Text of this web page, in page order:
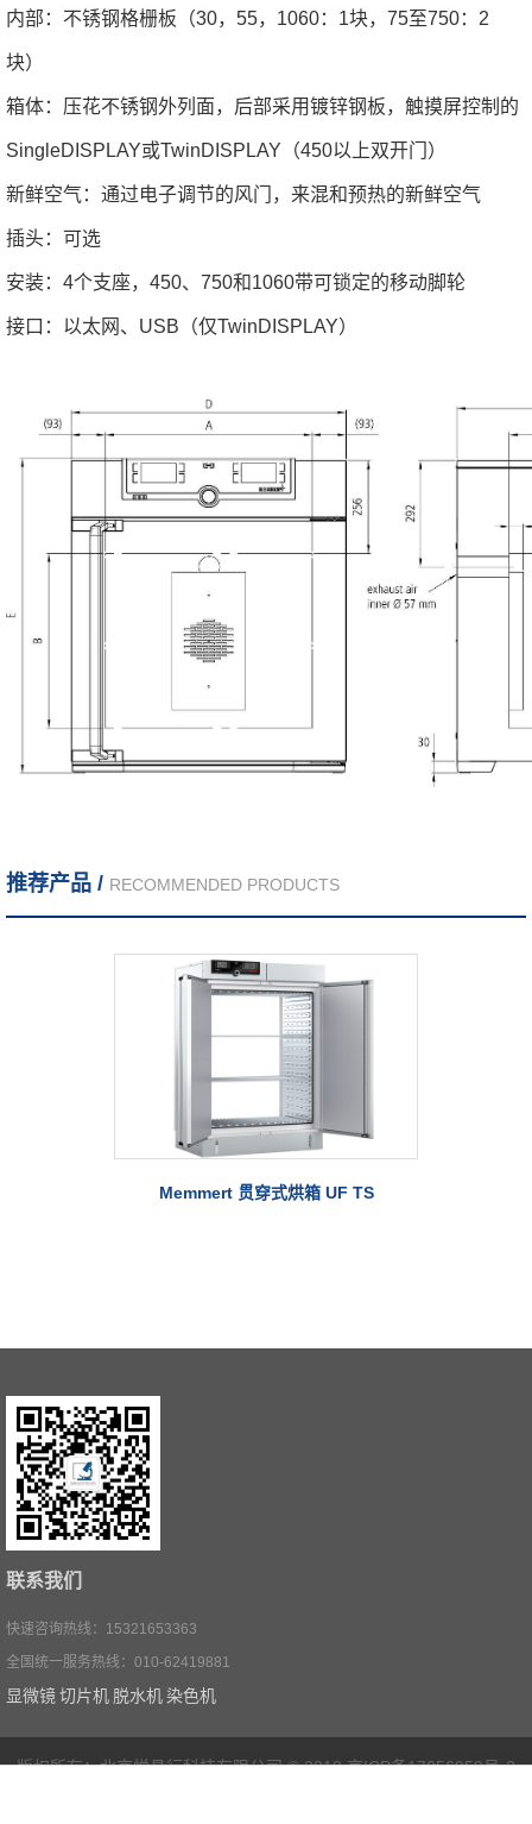
内部：不锈钢格栅板（30，55，1060：1块，75至750：2
块）
箱体：压花不锈钢外列面，后部采用镀锌钢板，触摸屏控制的
SingleDISPLAY或TwinDISPLAY（450以上双开门）
新鲜空气：通过电子调节的风门，来混和预热的新鲜空气
插头：可选
安装：4个支座，450、750和1060带可锁定的移动脚轮
接口：以太网、USB（仅TwinDISPLAY）
推荐产品 / RECOMMENDED PRODUCTS
Memmert 贯穿式烘箱 UF TS
联系我们
快速咨询热线：15321653363
全国统一服务热线：010-62419881
显微镜切片机 脱水机染色机
版权所有：北京悦昌行科技有限公司 © 2018京ICP备17056959号-3